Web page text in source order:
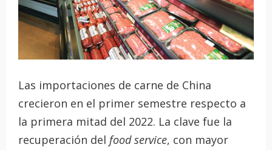
Las importaciones de carne de China
crecieron en el primer semestre respecto a
la primera mitad del 2022. La clave fue la
recuperación del food service, con mayor